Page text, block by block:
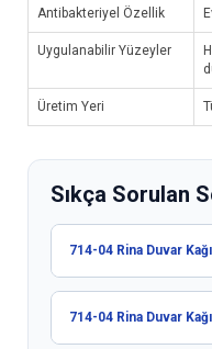
Antibakteriyel Özellik
Uygulanabilir Yüzeyler
Üretim Yeri
Sıkça Sorulan
714-04 Rina Duvar
714-04 Rina Duvar